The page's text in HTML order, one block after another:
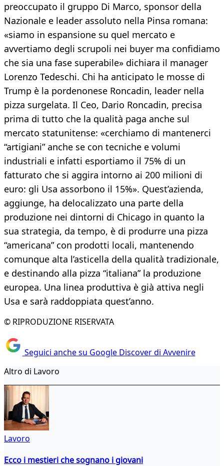
preoccupato il gruppo Di Marco, sponsor della
Nazionale e leader assoluto nella Pinsa romana:
«siamo in espansione su quel mercato e
avvertiamo degli scrupoli nei buyer ma confidiamo
che sia una fase superabile» dichiara il manager
Lorenzo Tedeschi. Chi ha anticipato le mosse di
Trump è la pordenonese Roncadin, leader nella
pizza surgelata. Il Ceo, Dario Roncadin, precisa
prima di tutto che la qualità paga anche sul
mercato statunitense: «cerchiamo di mantenerci
“artigiani” anche se con tecniche e volumi
industriali e infatti esportiamo il 75% di un
fatturato che si aggira intorno ai 200 milioni di
euro: gli Usa assorbono il 15%». Quest’azienda,
aggiunge, ha delocalizzato una parte della
produzione nei dintorni di Chicago in quanto la
sua strategia, da tempo, è di produrre una pizza
“americana” con prodotti locali, mantenendo
comunque alta l’asticella della qualità tradizionale,
e destinando alla pizza “italiana” la produzione
europea. Una linea produttiva è già attiva negli
Usa e sarà raddoppiata quest’anno.
© RIPRODUZIONE RISERVATA
Seguici anche su Google Discover di Avvenire
Altro di Lavoro
Lavoro
Ecco i mestieri che sognano i giovani